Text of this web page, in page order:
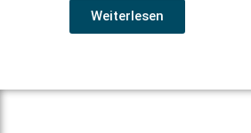
Weiterlesen